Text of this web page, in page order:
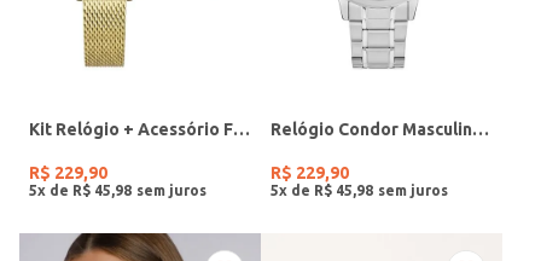
Kit Relógio + Acessório Feminino DOURADO
R$ 229,90
5x de R$ 45 98
Relógio Condor Masculino PRATA
R$ 229,90
5x de R$ 45 98